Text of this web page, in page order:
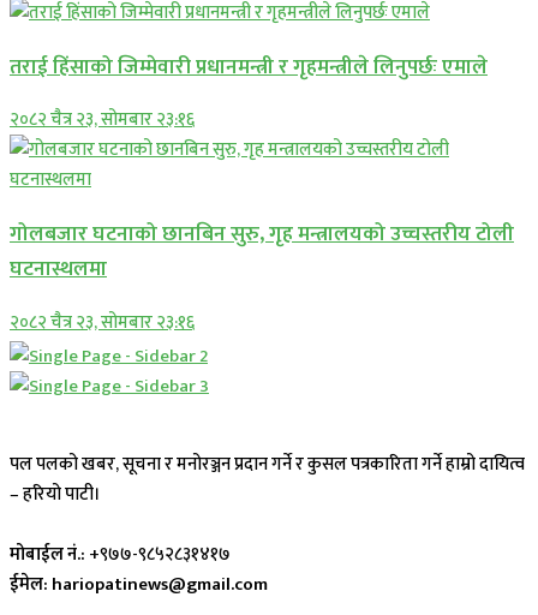
तराई हिंसाको जिम्मेवारी प्रधानमन्त्री र गृहमन्त्रीले लिनुपर्छः एमाले
२०८२ चैत्र २३, सोमबार २३:१६
गोलबजार घटनाको छानबिन सुरु, गृह मन्त्रालयको उच्चस्तरीय टोली
घटनास्थलमा
२०८२ चैत्र २३, सोमबार २३:१६
पल पलको खबर, सूचना र मनोरञ्जन प्रदान गर्ने र कुसल पत्रकारिता गर्ने हाम्रो दायित्व
– हरियो पाटी।
मोबाईल नं.: +९७७-९८५२८३१४१७
ईमेल: hariopatinews@gmail.com